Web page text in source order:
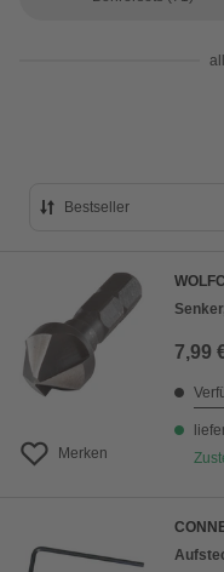
Bestseller
Preis aufsteigend
Preis absteigend
Bewertung
Merken
7,99